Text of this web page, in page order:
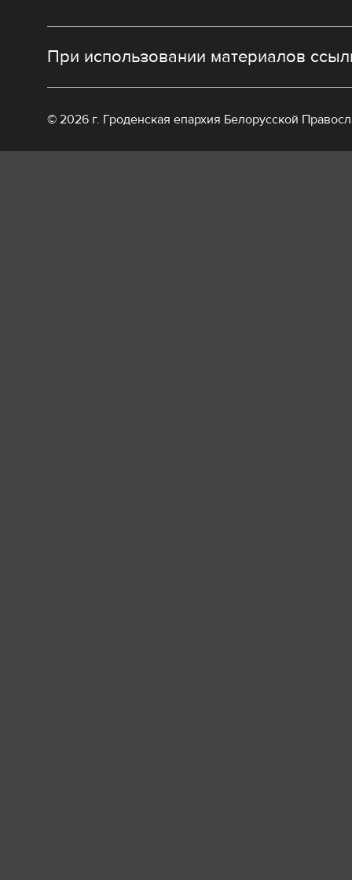
При использовании материалов
© 2026 г. Гроденская епархия Белорусской